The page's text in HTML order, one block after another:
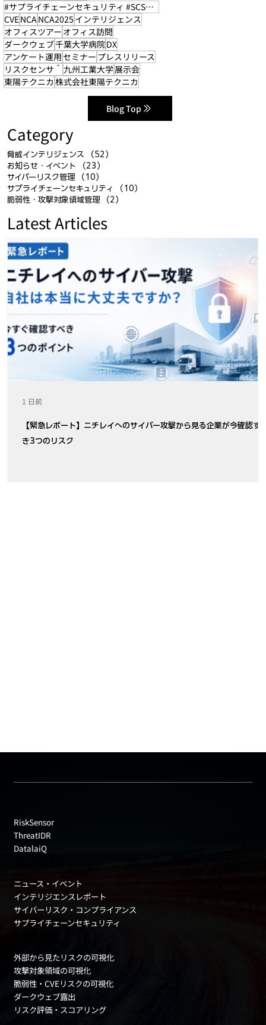
#サプライチェーンセキュリティ #SCS評価制度
CVENCA NCA2025 インテリジェンス
オフィスツアー オフィス訪問
ダークウェブ千葉大学病院DX
アンケート運用 セミナー プレスリリース
リスクセンサ＾ 九州工業大学展示会
東陽テクニカ 株式会社東陽テクニカ
Blog Top
Category
脅威インテリジェンス （52）
お知らせ・イベント
（23）
サイバーリスク管理
（10）
サプライチェーンセキュリティ
（10）
脆弱性・攻撃対象領域管理
（2）
Latest Articles
【緊急レポート】ニチレイへのサイバー攻撃から見る企業が今確認す
き3つのリスク
1 日前
RiskSensor
ThreatIDR
DatalaiQ
外部から見たリスクの可視化
攻撃対象領域の可視化
脆弱性・CVEリスクの可視化
ダークウェブ露出
リスク評価・スコアリング
ニュース・イベント
インテリジエンスレポート
サイバーリスク・コンプライアンス
サプライチェーンセキュリティ